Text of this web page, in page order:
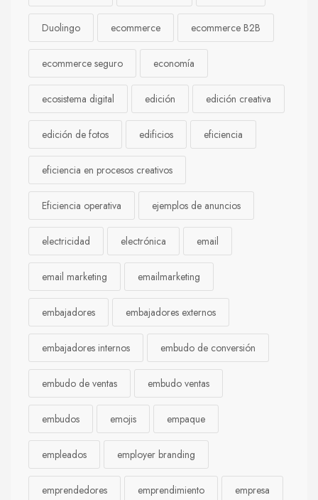
Duolingo ecommerce ecommerce B2B
ecommerce seguro economía
ecosistema digital edición edición creativa
edición de fotos edificios eficiencia
eficiencia en procesos creativos
Eficiencia operativa ejemplos de anuncios
electricidad electrónica email
email marketing emailmarketing
embajadores embajadores externos
embajadores internos embudo de conversión
embudo de ventas embudo ventas
embudos emojis empaque
empleados employer branding
emprendedores emprendimiento empresa